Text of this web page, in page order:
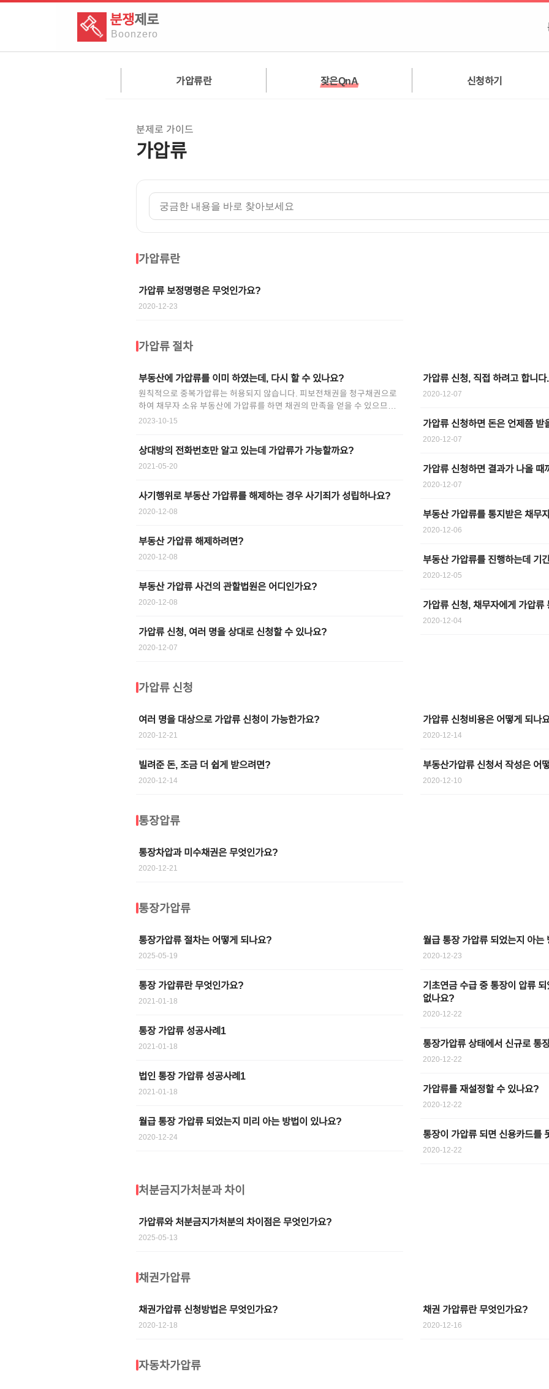
분쟁제로
Boonzero
가압류란 잦은QnA 신청하기
분제로 가이드
가압류
가압류란
가압류 보정명령은 무엇인가요?
2020-12-23
가압류 절차
부동산에 가압류를 이미 하였는데, 다시 할 수 있나요?
원칙적으로 중복가압류는 허용되지 않습니다. 피보전채권을 청구채권으로
하여 채무자 소유 부동산에 가압류를 하면 채권의 만족을 얻을 수 있으므로
재차 가압류하는 것은 보전의 필요성이 인정되지 않기 때문입니다. 따라서
2023-10-15
상대방의 전화번호만 알고 있는데 가압류가 가능할까요?
2021-05-20
사기행위로 부동산 가압류를 해제하는 경우 사기죄가 성립하나요?
2020-12-08
부동산 가압류 해제하려면?
2020-12-08
부동산 가압류 사건의 관할법원은 어디인가요?
2020-12-08
가압류 신청, 여러 명을 상대로 신청할 수 있나요?
2020-12-07
가압류 신청, 직접 하려고 합니
2020-12-07
가압류 신청하면 돈은 언제쯤 받
2020-12-07
가압류 신청하면 결과가 나올
2020-12-07
부동산 가압류를 통지받은 채무
2020-12-06
부동산 가압류를 진행하는데 기
2020-12-05
가압류 신청, 채무자에게 가압류
2020-12-04
가압류 신청
여러 명을 대상으로 가압류 신청이 가능한가요?
2020-12-21
빌려준 돈, 조금 더 쉽게 받으려면?
2020-12-14
가압류 신청비용은 어떻게 되나
2020-12-14
부동산가압류 신청서 작성은 어
2020-12-10
통장압류
통장차압과 미수채권은 무엇인가요?
2020-12-21
통장가압류
통장가압류 절차는 어떻게 되나요?
2025-05-19
통장 가압류란 무엇인가요?
2021-01-18
통장 가압류 성공사례1
2021-01-18
법인 통장 가압류 성공사례1
2021-01-18
월급 통장 가압류 되었는지 미리 아는 방법이 있나요?
2020-12-24
월급 통장 가압류 되었는지 아는
2020-12-23
기초연금 수급 중 통장이 압류
없나요?
2020-12-22
통장가압류 상태에서 신규로 통
2020-12-22
가압류를 재설정할 수 있나요?
2020-12-22
통장이 가압류 되면 신용카드를
2020-12-22
처분금지가처분과 차이
가압류와 처분금지가처분의 차이점은 무엇인가요?
2025-05-13
채권가압류
채권가압류 신청방법은 무엇인가요?
2020-12-18
채권 가압류란 무엇인가요?
2020-12-16
자동차가압류